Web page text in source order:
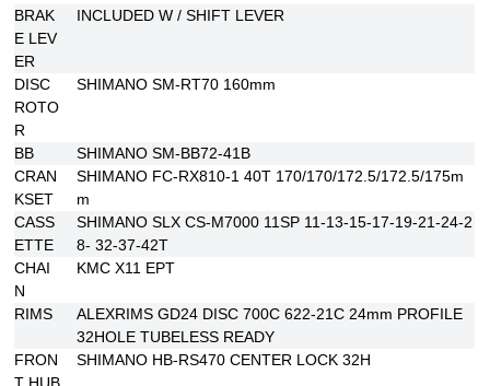
BRAK
E LEV
ER
INCLUDED W / SHIFT LEVER
DISC
ROTO
R
SHIMANO SM-RT70 160mm
BB
SHIMANO SM-BB72-41B
CRAN
KSET
SHIMANO FC-RX810-1 40T 170/170/172.5/172.5/175m
m
CASS
ETTE
SHIMANO SLX CS-M7000 11SP 11-13-15-17-19-21-24-2
8- 32-37-42T
CHAI
N
KMC X11 EPT
RIMS
ALEXRIMS GD24 DISC 700C 622-21C 24mm PROFILE
32HOLE TUBELESS READY
FRON
SHIMANO HB-RS470 CENTER LOCK 32H